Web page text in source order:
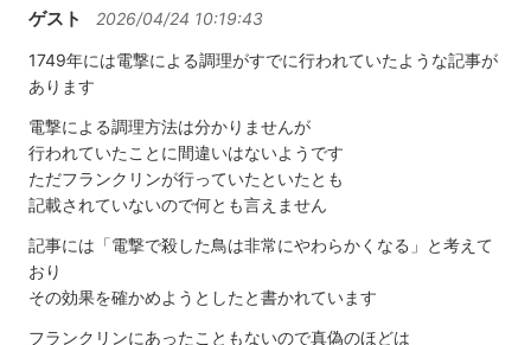
ゲスト 2026/04/24 10:19:43
1749年には電撃による調理がすでに行われていたような記事が
あります
電撃による調理方法は分かりませんが
行われていたことに間違いはないようです
ただフランクリンが行っていたといたとも
記載されていないので何とも言えません
記事には「電撃で殺した鳥は非常にやわらかくなる」と考えて
おり
その効果を確かめようとしたと書かれています
フランクリンにあったこともないので真偽のほどは